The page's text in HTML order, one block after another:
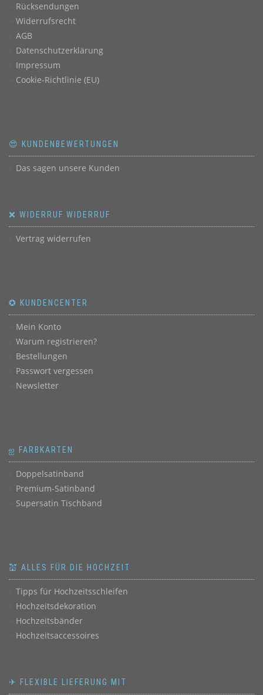
Rücksendungen
Widerrufsrecht
AGB
Datenschutzerklärung
Impressum
Cookie-Richtlinie (EU)
😍 KUNDENBEWERTUNGEN
Das sagen unsere Kunden
❌ WIDERRUF WIDERRUF
Vertrag widerrufen
✪ KUNDENCENTER
Mein Konto
Warum registrieren?
Bestellungen
Passwort vergessen
Newsletter
ஐ FARBKARTEN
Doppelsatinband
Premium-Satinband
Supersatin Tischband
💒 ALLES FÜR DIE HOCHZEIT
Tipps für Hochzeitsschleifen
Hochzeitsdekoration
Hochzeitsbänder
Hochzeitsaccessoires
✈ FLEXIBLE LIEFERUNG MIT